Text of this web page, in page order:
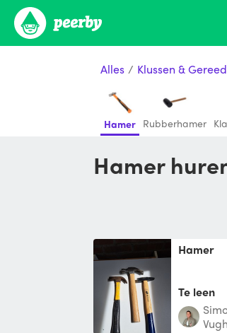
Alles / Klussen &
Hamer Rubberhamer
Hamer
Hamer
Te leen